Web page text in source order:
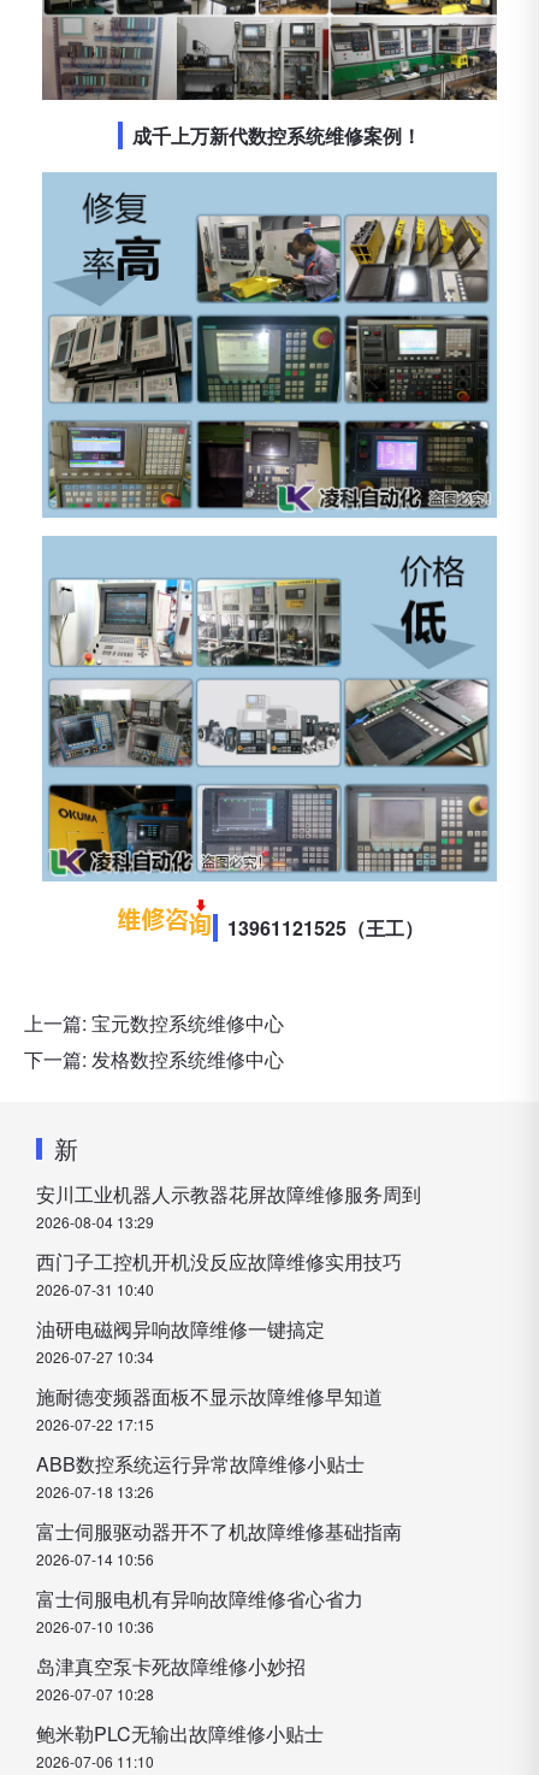
成千上万新代数控系统维修案例！
13961121525（王工）
上一篇: 宝元数控系统维修中心
下一篇: 发格数控系统维修中心
新
安川工业机器人示教器花屏故障维修服务周到
2026-08-04 13:29
西门子工控机开机没反应故障维修实用技巧
2026-07-31 10:40
油研电磁阀异响故障维修一键搞定
2026-07-27 10:34
施耐德变频器面板不显示故障维修早知道
2026-07-22 17:15
ABB数控系统运行异常故障维修小贴士
2026-07-18 13:26
富士伺服驱动器开不了机故障维修基础指南
2026-07-14 10:56
富士伺服电机有异响故障维修省心省力
2026-07-10 10:36
岛津真空泵卡死故障维修小妙招
2026-07-07 10:28
鲍米勒PLC无输出故障维修小贴士
2026-07-06 11:10